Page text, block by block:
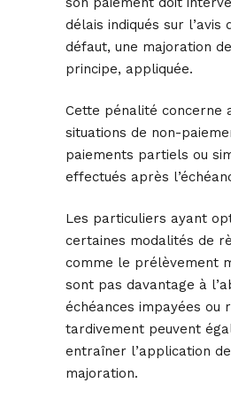
délais indiqués sur l’avis
défaut, une majoration
principe, appliquée.
Cette pénalité concerne
situations de non-
paiements partiels ou
effectués après
Les particuliers ayant
certaines modalités de
comme le prélèvement
sont pas davantage à
échéances impayées ou
tardivement peuvent
entraîner l’application
majoration.